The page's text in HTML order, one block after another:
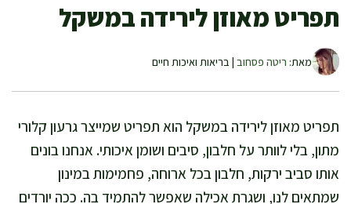
תפריט מאוזן לירידה במשקל
מאת: ריטה פסחוב | בריאות ואיכות חיים
תפריט מאוזן לירידה במשקל הוא תפריט שמייצר גרעון קלורי
מתון, בלי לוותר על חלבון, סיבים ושומן איכותי. אנחנו בונים
אותו סביב ירקות, חלבון בכל ארוחה, פחמימות במינון
שמתאים לנו, ושגרת אכילה שאפשר להתמיד בה. ככה יורדים